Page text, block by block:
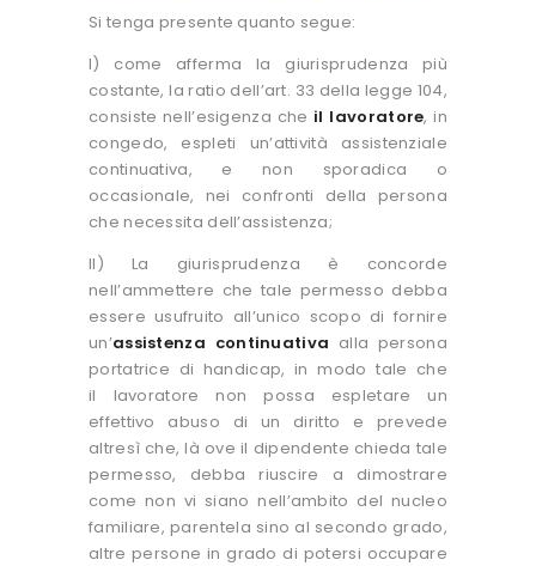
Si tenga presente quanto segue:
I) come afferma la giurisprudenza più
costante, la ratio dell’art. 33 della legge 104,
consiste nell’esigenza che il lavoratore, in
congedo, espleti un’attività assistenziale
continuativa, e non sporadica o
occasionale, nei confronti della persona
che necessita dell’assistenza;
II) La giurisprudenza è concorde
nell’ammettere che tale permesso debba
essere usufruito all’unico scopo di fornire
un’assistenza continuativa alla persona
portatrice di handicap, in modo tale che
il lavoratore non possa espletare un
effettivo abuso di un diritto e prevede
altresì che, là ove il dipendente chieda tale
permesso, debba riuscire a dimostrare
come non vi siano nell’ambito del nucleo
familiare, parentela sino al secondo grado,
altre persone in grado di potersi occupare